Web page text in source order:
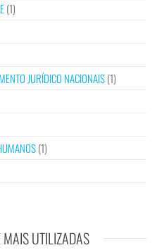
(1)
JURÍDICO NACIONAIS(1)
(1)
UTILIZADAS